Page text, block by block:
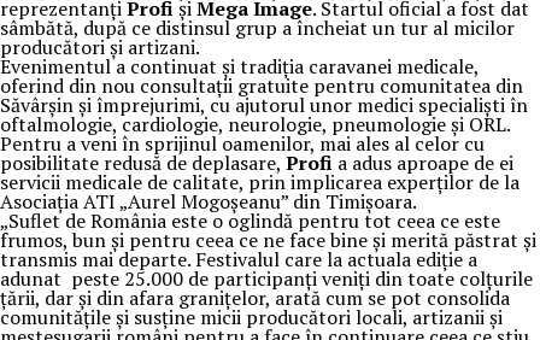
reprezentanțiProfișiMega Image. Startul oficial a fost dat
sâmbătă, după ce distinsul grup a încheiat un tur al micilor
producători și artizani.
Evenimentul a continuat și tradiția caravanei medicale,
oferind din nou consultații gratuite pentru comunitatea din
Săvârșin și împrejurimi, cu ajutorul unor medici specialiști în
oftalmologie, cardiologie, neurologie, pneumologie și ORL.
Pentru a veni în sprijinul oamenilor, mai ales al celor cu
posibilitate redusă de deplasare, Profi a adus aproape de ei
servicii medicale de calitate, prin implicarea experților de la
Asociația ATI „Aurel Mogoșeanu” din Timișoara.
„Suflet de România este o oglindă pentru tot ceea ce este
frumos, bun și pentru ceea ce ne face bine și merită păstrat și
transmis mai departe. Festivalul care la actuala ediție a
adunat peste 25.000 de participanți veniți din toate colțurile
țării, dar și din afara granițelor, arată cum se pot consolida
comunitățile și susține micii producători locali, artizanii și